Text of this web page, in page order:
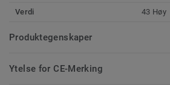
Verdi 43 Høy
Produktegenskaper
Ytelse for CE-Merking